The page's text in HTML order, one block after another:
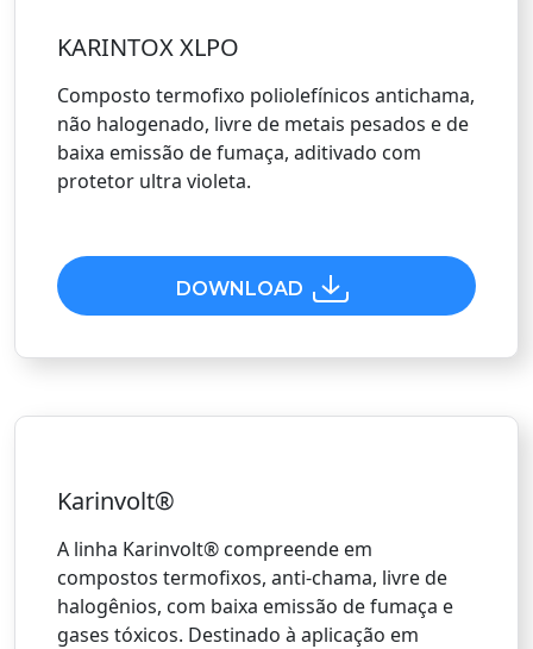
KARINTOX XLPO
Composto termofixo poliolefínicos antichama,
não halogenado, livre de metais pesados e de
baixa emissão de fumaça, aditivado com
protetor ultra violeta.
DOWNLOAD
Karinvolt®
A linha Karinvolt® compreende em
compostos termofixos, anti-chama, livre de
halogênios, com baixa emissão de fumaça e
gases tóxicos. Destinado à aplicação em